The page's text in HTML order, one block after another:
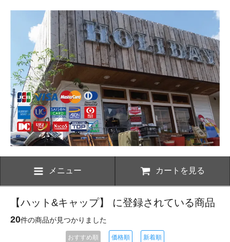
メニュー カートを見る
【ハット&キャップ】 に登録されている商品
20件の商品が見つかりました
おすすめ順 価格順 新着順